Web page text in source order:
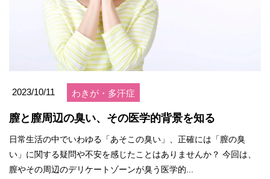
2023/10/11 わきが・多汗症
膣と膣周辺の臭い、その医学的背景を知る
日常生活の中でいわゆる「あそこの臭い」、正確には「膣の臭
い」に関する疑問や不安を感じたことはありませんか？ 今回は、
膣やその周辺のデリケートゾーンが臭う医学的...